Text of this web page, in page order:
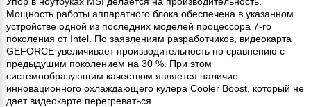
Мощность работы аппаратного блока обеспечена в указанном
устройстве одной из последних моделей процессора 7-го
поколения от Intel. По заявлениям разработчиков, видеокарта
GEFORCE увеличивает производительность по сравнению с
предыдущим поколением на 30 %. При этом
системообразующим качеством является наличие
инновационного охлаждающего кулера Cooler Boost, который не
дает видеокарте перегреваться.